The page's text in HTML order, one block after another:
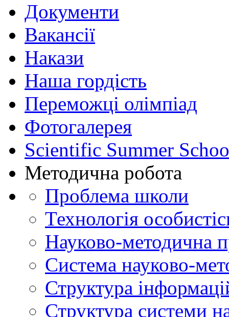
Документи
Вакансії
Накази
Наша гордість
Переможці олімпіад
Фотогалерея
Scientific Summer
Методична робота
Проблема школи
Технологія
Науково-методична
Система науково-
Структура
Структура системи